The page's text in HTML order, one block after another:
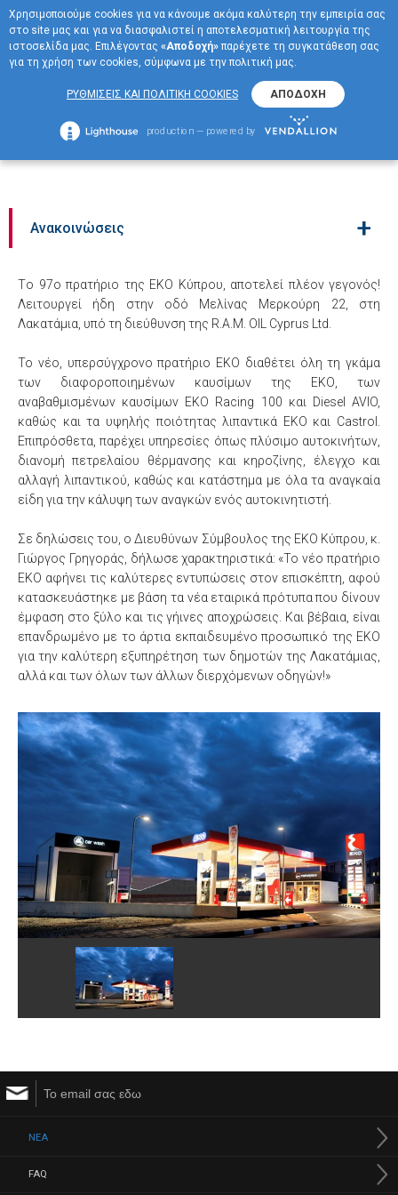
ΜΕΝΟΥ
EN
Νέο υπερσύγχρονο
πρατήριο καυσίμων ΕΚΟ
στη Λακατάμια
Ανακοινώσεις +
Tο 97ο πρατήριο της ΕΚΟ Κύπρου, αποτελεί πλέον γεγονός!
Λειτουργεί ήδη στην οδό Μελίνας Μερκούρη 22, στη
Λακατάμια, υπό τη διεύθυνση της R.A.M. OIL Cyprus Ltd.
To νέο, υπερσύγχρονο πρατήριο ΕΚΟ διαθέτει όλη τη γκάμα
των διαφοροποιημένων καυσίμων της ΕΚΟ, των
αναβαθμισμένων καυσίμων EKO Racing 100 και Diesel AVIO,
καθώς και τα υψηλής ποιότητας λιπαντικά ΕΚΟ και Castrol.
Επιπρόσθετα, παρέχει υπηρεσίες όπως πλύσιμο αυτοκινήτων,
διανομή πετρελαίου θέρμανσης και κηροζίνης, έλεγχο και
αλλαγή λιπαντικού, καθώς και κατάστημα με όλα τα αναγκαία
είδη για την κάλυψη των αναγκών ενός αυτοκινητιστή.
Σε δηλώσεις του, ο Διευθύνων Σύμβουλος της ΕΚΟ Κύπρου, κ.
Γιώργος Γρηγοράς, δήλωσε χαρακτηριστικά: «Το νέο πρατήριο
ΕΚΟ αφήνει τις καλύτερες εντυπώσεις στον επισκέπτη, αφού
κατασκευάστηκε με βάση τα νέα εταιρικά πρότυπα που δίνουν
έμφαση στο ξύλο και τις γήινες αποχρώσεις. Και βέβαια, είναι
επανδρωμένο με το άρτια εκπαιδευμένο προσωπικό της ΕΚΟ
για την καλύτερη εξυπηρέτηση των δημοτών της Λακατάμιας,
αλλά και των όλων των άλλων διερχόμενων οδηγών!»
Χρησιμοποιούμε cookies για να κάνουμε ακόμα καλύτερη την εμπειρία σας
στο site μας και για να διασφαλιστεί η αποτελεσματική λειτουργία της
ιστοσελίδα μας. Επιλέγοντας «Αποδοχή»παρέχετε τη συγκατάθεση σας
για τη χρήση των cookies, σύμφωνα με την πολιτική μας.
ΡΥΘΜΙΣΕΙΣ ΚΑΙ ΠΟΛΙΤΙΚΗ COOKIES ΑΠΟΔΟΧΗ
production — powered by